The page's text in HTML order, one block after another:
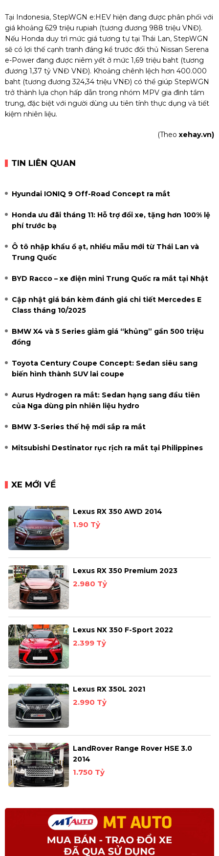
Tại Indonesia, StepWGN e:HEV hiện đang được phân phối với
giá khoảng 629 triệu rupiah (tương đương 988 triệu VNĐ).
Nếu Honda duy trì mức giá tương tự tại Thái Lan, StepWGN
sẽ có lợi thế cạnh tranh đáng kể trước đối thủ Nissan Serena
e-Power đang được niêm yết ở mức 1,69 triệu baht (tương
đương 1,37 tỷ VNĐ VNĐ). Khoảng chênh lệch hơn 400.000
baht (tương đương 324,34 triệu VNĐ) có thể giúp StepWGN
trở thành lựa chọn hấp dẫn trong nhóm MPV gia đình tầm
trung, đặc biệt với người dùng ưu tiên tính thực dụng và tiết
kiệm nhiên liệu.
(Theo xehay.vn)
TIN LIÊN QUAN
Hyundai IONIQ 9 Off-Road Concept ra mắt
Honda ưu đãi tháng 11: Hỗ trợ đổi xe, tặng hơn 100% lệ
phí trước bạ
Ô tô nhập khẩu ồ ạt, nhiều mẫu mới từ Thái Lan và
Trung Quốc
BYD Racco – xe điện mini Trung Quốc ra mắt tại Nhật
Cập nhật giá bán kèm đánh giá chi tiết Mercedes E
Class tháng 10/2025
BMW X4 và 5 Series giảm giá “khủng” gần 500 triệu
đồng
Toyota Century Coupe Concept: Sedan siêu sang
biến hình thành SUV lai coupe
Aurus Hydrogen ra mắt: Sedan hạng sang đầu tiên
của Nga dùng pin nhiên liệu hydro
BMW 3-Series thế hệ mới sắp ra mắt
Mitsubishi Destinator rục rịch ra mắt tại Philippines
XE MỚI VỀ
Lexus RX 350 AWD 2014
1.90 Tỷ
Lexus RX 350 Premium 2023
2.980 Tỷ
Lexus NX 350 F-Sport 2022
2.399 Tỷ
Lexus RX 350L 2021
2.990 Tỷ
LandRover Range Rover HSE 3.0
2014
1.750 Tỷ